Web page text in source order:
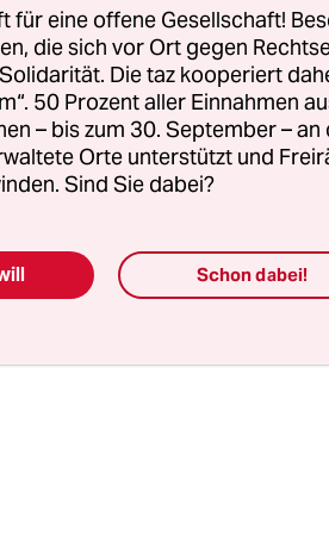
junge Frauen, die gern
untereinander
ist. Nun, der
er rechtzeitig
Konzert trotz
text­sicher einfach
für eine offene Gesellschaft!
die sich vor Ort gegen
Die taz kooperiert
50 Prozent aller Einnahmen
– bis zum 30. September –
Orte unterstützt und
Sind Sie dabei?
Schon dabei!